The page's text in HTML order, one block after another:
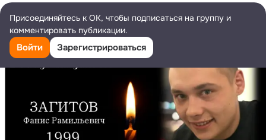
погибшего.
Прощание состоится 26 ноября в 11.00 по адресу п. Липки,
ул. Ленина, д.8
Присоединяйтесь к ОК, чтобы подписаться на группу и
комментировать публикации.
Войти Зарегистрироваться